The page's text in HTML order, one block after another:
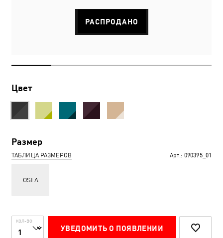
РАСПРОДАНО
Цвет
Размер
ТАБЛИЦА РАЗМЕРОВ Арт.: 090395_01
OSFA
КОЛ-ВО
УВЕДОМИТЬ О ПОЯВЛЕНИИ